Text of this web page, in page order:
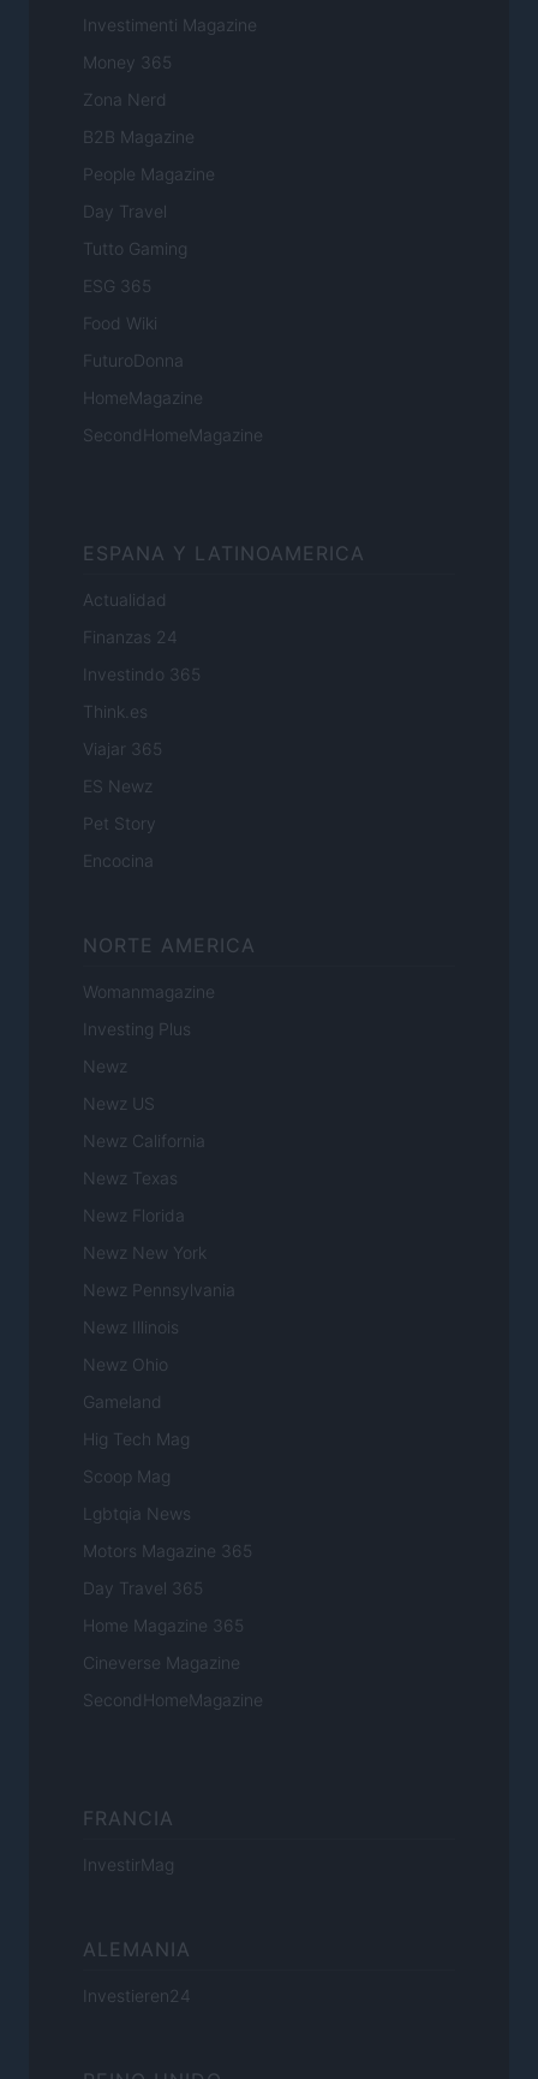
Investimenti Magazine
Money 365
Zona Nerd
B2B Magazine
People Magazine
Day Travel
Tutto Gaming
ESG 365
Food Wiki
FuturoDonna
HomeMagazine
SecondHomeMagazine
ESPANA Y LATINOAMERICA
Actualidad
Finanzas 24
Investindo 365
Think.es
Viajar 365
ES Newz
Pet Story
Encocina
NORTE AMERICA
Womanmagazine
Investing Plus
Newz
Newz US
Newz California
Newz Texas
Newz Florida
Newz New York
Newz Pennsylvania
Newz Illinois
Newz Ohio
Gameland
Hig Tech Mag
Scoop Mag
Lgbtqia News
Motors Magazine 365
Day Travel 365
Home Magazine 365
Cineverse Magazine
SecondHomeMagazine
FRANCIA
InvestirMag
ALEMANIA
Investieren24